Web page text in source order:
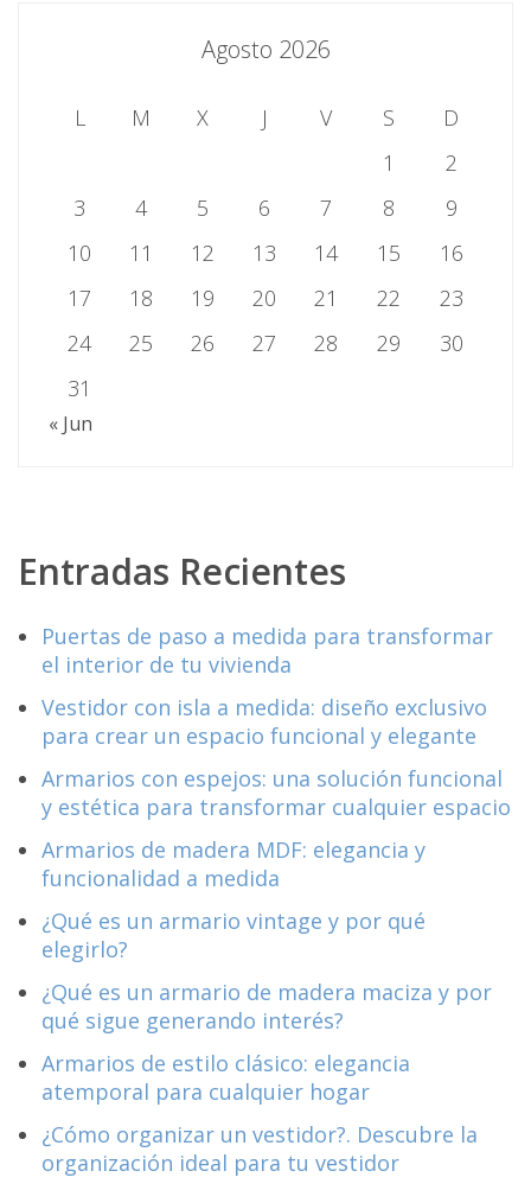
Agosto 2026
L M X J V S
D
1
2
3
4 5 6 7 8
9
10
11 12 13 14 15
16
17
18 19 20 21 22
23
24
25 26 27 28 29
30
31
« Jun
Entradas Recientes
Puertas de paso a medida para transformar
el interior de tu vivienda
Vestidor con isla a medida: diseño exclusivo
para crear un espacio funcional y elegante
Armarios con espejos: una solución funcional
y estética para transformar cualquier espacio
Armarios de madera MDF: elegancia y
funcionalidad a medida
¿Qué es un armario vintage y por qué
elegirlo?
¿Qué es un armario de madera maciza y por
qué sigue generando interés?
Armarios de estilo clásico: elegancia
atemporal para cualquier hogar
¿Cómo organizar un vestidor?. Descubre la
organización ideal para tu vestidor